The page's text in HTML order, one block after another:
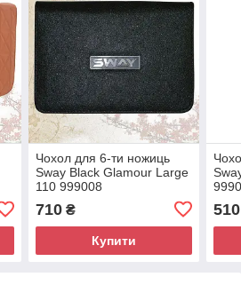
Чохол для 6-ти ножиць
Sway Black Glamour Large
110 999008
710₴
Купити
510